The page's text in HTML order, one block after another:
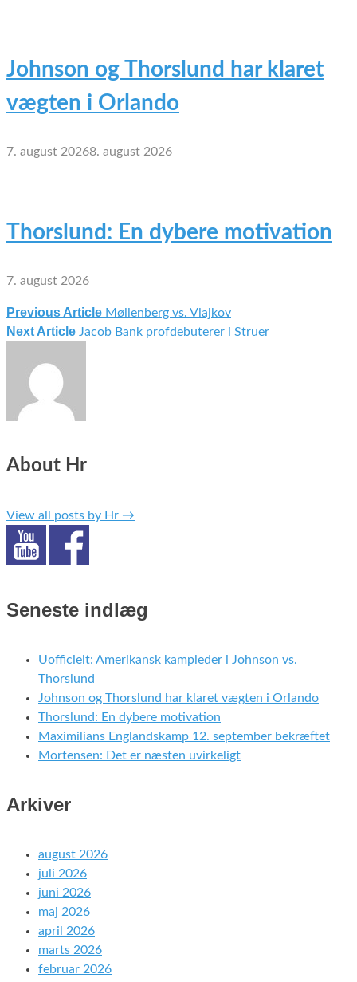
Johnson og Thorslund har klaret
vægten i Orlando
7. august 20268. august 2026
Thorslund: En dybere motivation
7. august 2026
Indlægsnavigation
Previous Article Møllenberg vs. Vlajkov
Next Article Jacob Bank profdebuterer i Struer
About Hr
View all posts by Hr →
Seneste indlæg
Uofficielt: Amerikansk kampleder i Johnson vs.
Thorslund
Johnson og Thorslund har klaret vægten i Orlando
Thorslund: En dybere motivation
Maximilians Englandskamp 12. september bekræftet
Mortensen: Det er næsten uvirkeligt
Arkiver
august 2026
juli 2026
juni 2026
maj 2026
april 2026
marts 2026
februar 2026